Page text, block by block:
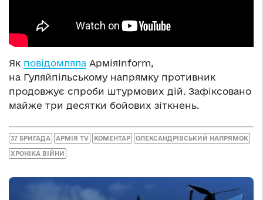
Як повідомляла АрміяInform,
на Гуляйпільському напрямку противник
продовжує спроби штурмових дій. Зафіксовано
майже три десятки бойових зіткнень.
37 БРИГАДА АРМІЯ TV КОМЕНТАР ОЛЕКСАНДРІВСЬКИЙ НАПРЯМОК
ХРОНІКА ВІЙНИ